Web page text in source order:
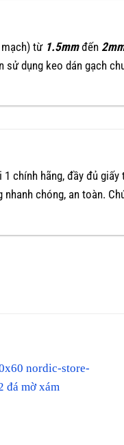
từ 1.5mmđến
sử dụng keo dán gạch
chính hãng, đầy đủ
chóng, an toàn.